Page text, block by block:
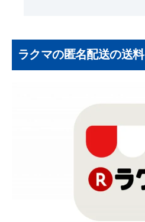
ラクマの匿名配送の送料